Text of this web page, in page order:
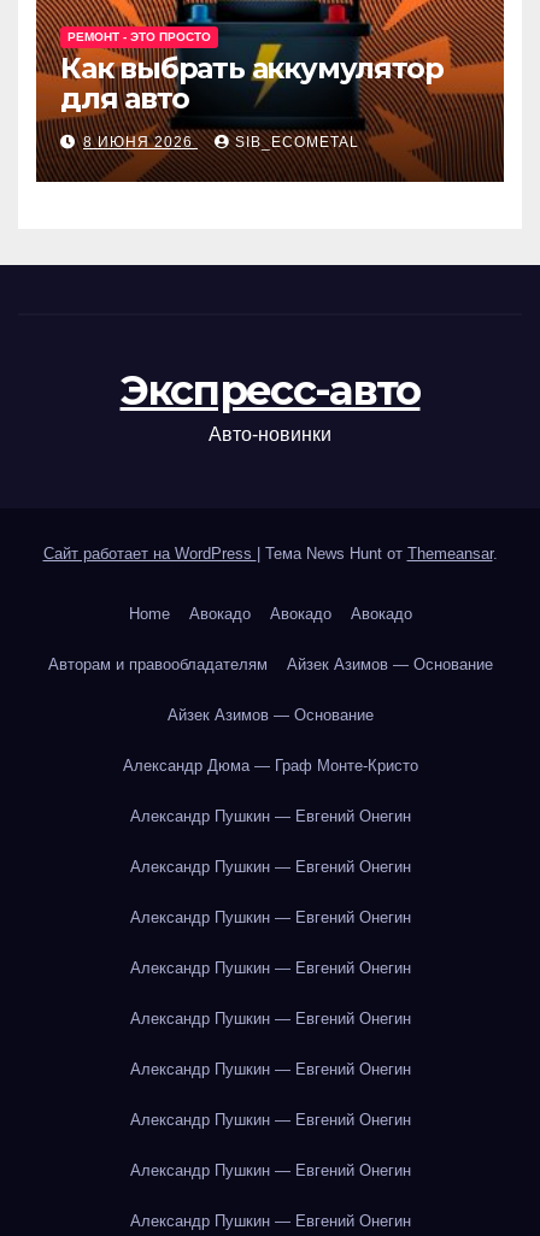
РЕМОНТ - ЭТО ПРОСТО
Как выбрать аккумулятор
для авто
8 ИЮНЯ 2026 SIB_ECOMETAL
Экспресс-авто
Авто-новинки
Сайт работает на WordPress Тема News Hunt от Themeansar.
Home Авокадо Авокадо Авокадо
Авторам и правообладателям Айзек Азимов — Основание
Айзек Азимов — Основание
Александр Дюма — Граф Монте-Кристо
Александр Пушкин — Евгений Онегин
Александр Пушкин — Евгений Онегин
Александр Пушкин — Евгений Онегин
Александр Пушкин — Евгений Онегин
Александр Пушкин — Евгений Онегин
Александр Пушкин — Евгений Онегин
Александр Пушкин — Евгений Онегин
Александр Пушкин — Евгений Онегин
Александр Пушкин — Евгений Онегин